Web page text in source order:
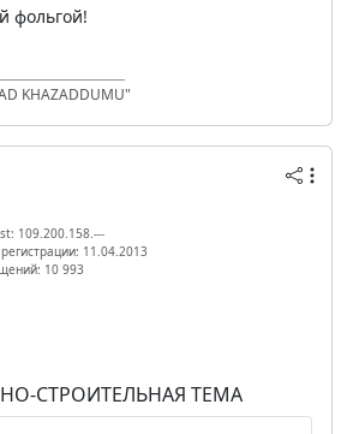
фольгой!
KHAZADDUMU"
109.200.158.---
11.04.2013
10 993
СТРОИТЕЛЬНАЯ ТЕМА